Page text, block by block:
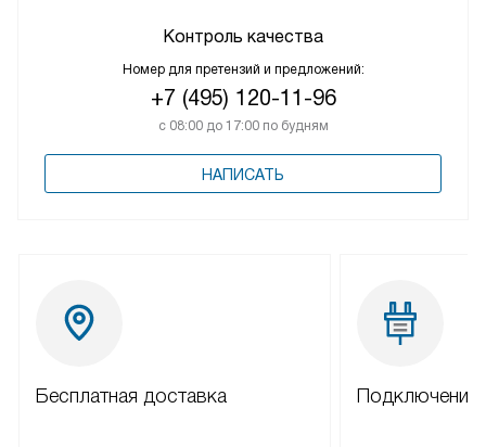
Контроль качества
Номер для претензий и предложений:
+7 (495) 120-11-96
с 08:00 до 17:00 по будням
НАПИСАТЬ
Бесплатная доставка Подключение